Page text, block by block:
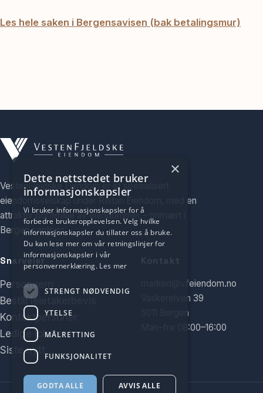
Les hele saken i Bergensavisen (bak betalingsmur)
VestenFjeldske Eiendom er et spesialisert
eiendomsselskap under Reitan Eiendom, med en
attraktiv portefølje av eiendommer – primært i
Bergen sentrum.
Snarveier
Personvern
Bestill leietakerbevis
Kontaktpersoner
Ledige lokaler
Siste nytt
marked@vfeiendom.no
Vaskerelven 39
5011 Bergen
Man–fre 08:00–16:00
×
Dette nettstedet bruker
informasjonskapsler
Vi bruker informasjonskapsler for å
forbedre brukeropplevelsen. Velg hvilke
informasjonskapsler du tillater oss å bruke.
Du kan lese mer om vår retningslinjer for
informasjonskapsler i vår
personvernerklæring. Les mer
STRENGT NØDVENDIG
YTELSE
MÅLRETTING
FUNKSJONALITET
GODTA ALLE AVVIS ALLE